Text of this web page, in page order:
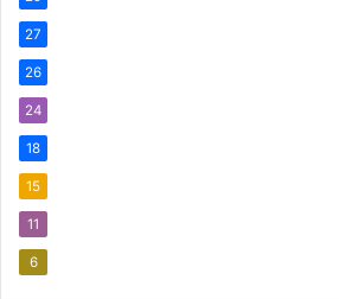
27
26
24
18
15
11
6